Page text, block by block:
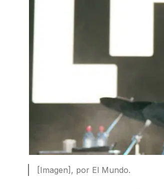
[Imagen], por El Mundo.